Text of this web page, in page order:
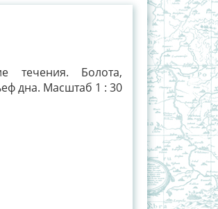
течения. Болота,
дна. Масштаб 1 : 30